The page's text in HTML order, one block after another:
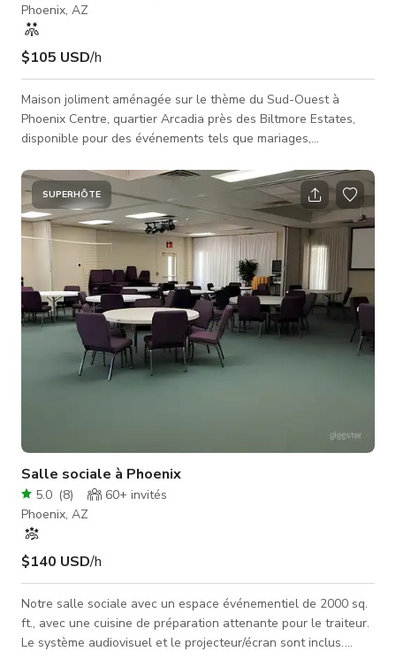
Phoenix, AZ
$105 USD/h
Maison joliment aménagée sur le thème du Sud-Ouest à
Phoenix Centre, quartier Arcadia près des Biltmore Estates,
disponible pour des événements tels que mariages,
réunions d'entreprise et tournages photo/vidéo,
documentaires, clips musicaux, interviews et plus encore !
*Plan ouvert et grande pièce/cuisine créant des conditions de
studio pour la photographie multi-caméras. *Système audio
intégré, placard média inclu
SUPERHÔTE
Salle sociale à Phoenix
5.0 (8) 60+ invités
Phoenix, AZ
$140 USD/h
Notre salle sociale avec un espace événementiel de 2000 sq.
ft., avec une cuisine de préparation attenante pour le traiteur.
Le système audiovisuel et le projecteur/écran sont inclus.